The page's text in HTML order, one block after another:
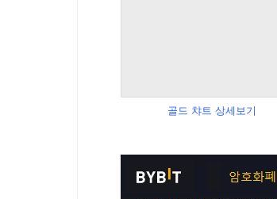
골드 챠트 상세보기